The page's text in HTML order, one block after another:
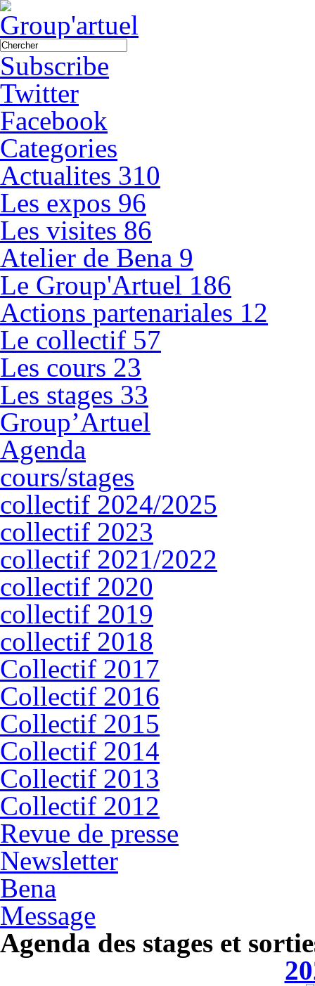
Subscribe
Twitter
Facebook
Categories
Actualites 310
Les expos 96
Les visites 86
Atelier de Bena 9
Le Group'Artuel 186
Actions partenariales 12
Le collectif 57
Les cours 23
Les stages 33
Group’Artuel
Agenda
cours/stages
collectif 2024/2025
collectif 2023
collectif 2021/2022
collectif 2020
collectif 2019
collectif 2018
Collectif 2017
Collectif 2016
Collectif 2015
Collectif 2014
Collectif 2013
Collectif 2012
Revue de presse
Newsletter
Bena
Message
Agenda des stages et